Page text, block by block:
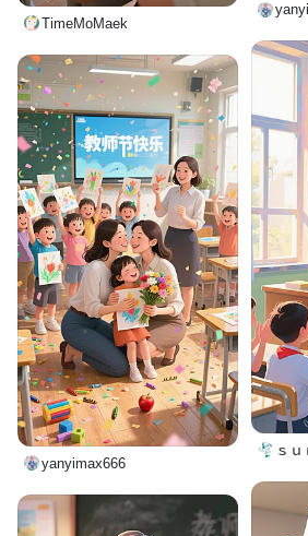
TimeMoMaek
ｓ
yanyimax666